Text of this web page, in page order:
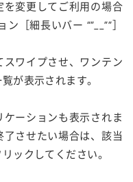
を変更してご利用の場合
［細長いバー “”__””］
ワイプさせ、ワンテン
が表示されます。
ーションも表示されま
させたい場合は、該当
ックしてください。